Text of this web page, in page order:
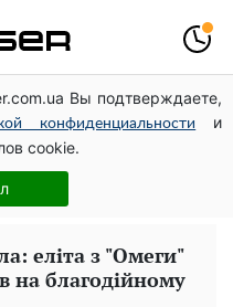
Вы подтверждаете,
конфиденциальности
и
cookie.
"принадами":
мало: рецепт
перцем та
еліта з "Омеги"
на благодійному